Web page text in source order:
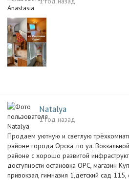
Natalya
1 год назад
Продаем уютную и светлую
районе города Орска. по ул.
районе с хорошо развитой
доступности остановка ОРС, магазин
привокзал, гимназия 1,детский сад 115,